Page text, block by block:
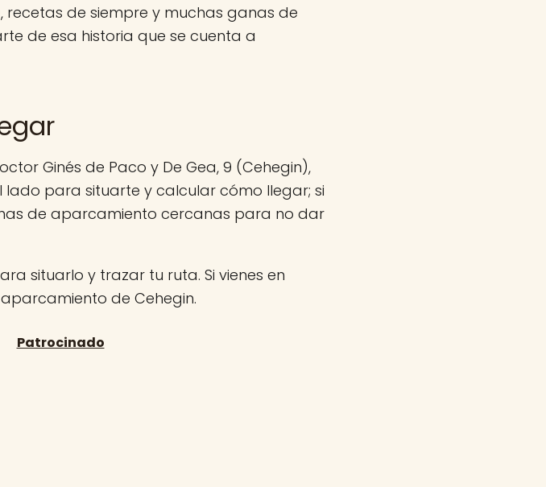
de siempre y muchas ganas de
de esa historia que se cuenta a
Ginés de Paco y De Gea, 9 (Cehegin),
lado para situarte y calcular cómo llegar; si
de aparcamiento cercanas para no dar
situarlo y trazar tu ruta. Si vienes en
de Cehegin.